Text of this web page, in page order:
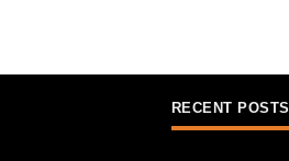
RECENT POSTS